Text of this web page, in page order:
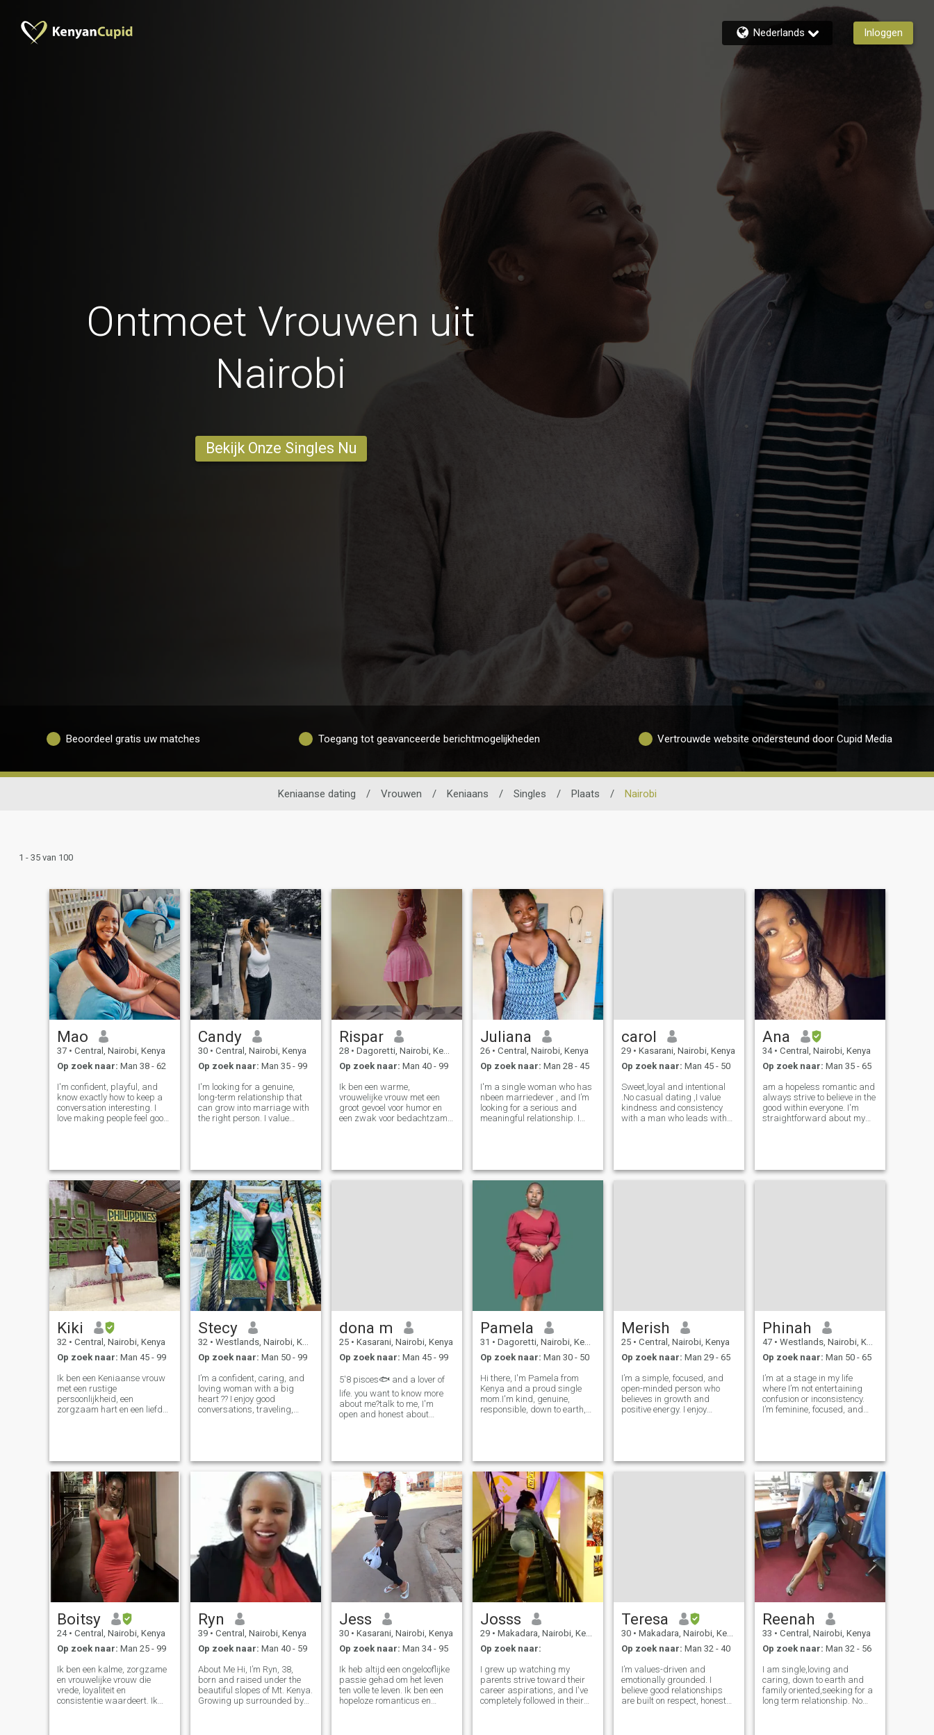
Nederlands Inloggen
Ontmoet Vrouwen uit
Nairobi
Bekijk Onze Singles Nu
Beoordeel gratis uw matches Toegang tot geavanceerde berichtmogelijkheden Vertrouwde website ondersteund door Cupid Media
Keniaanse dating / Vrouwen / Keniaans / Singles / Plaats / Nairobi
1 - 35 van 100
Mao
37 • Central, Nairobi, Kenya
Op zoek naar: Man 38 - 62
I'm confident, playful, and
know exactly how to keep a
conversation interesting. I
love making people feel good,
looking for someone who can
Candy
30 • Central, Nairobi, Kenya
Op zoek naar: Man 35 - 99
I'm looking for a genuine,
long-term relationship that
can grow into marriage with
the right person. I value
together, traveling, trying
new things, and
Rispar
28 • Dagoretti, Nairobi, Kenya
Op zoek naar: Man 40 - 99
Ik ben een warme,
vrouwelijke vrouw met een
groot gevoel voor humor en
een zwak voor bedachtzame
om me heen. Als je
zelfverzekerd, aardig en
Juliana
26 • Central, Nairobi, Kenya
Op zoek naar: Man 28 - 45
I'm a single woman who has
nbeen marriedever , and I’m
looking for a serious and
meaningful relationship. I
personality, and a positive
attitude
carol
29 • Kasarani, Nairobi, Kenya
Op zoek naar: Man 45 - 50
Sweet,loyal and intentional
.No casual dating ,I value
kindness and consistency
with a man who leads with
genuine relationships .Giving
me a like is good
Ana
34 • Central, Nairobi, Kenya
Op zoek naar: Man 35 - 65
am a hopeless romantic and
always strive to believe in the
good within everyone. I'm
straightforward about my
and is a great and open co
Kiki
32 • Central, Nairobi, Kenya
Op zoek naar: Man 45 - 99
Ik ben een Keniaanse vrouw
met een rustige
persoonlijkheid, een
zorgzaam hart en een liefde
stabiliteit waarderen. Ik
geniet van eenvoudige
vreugden, persoonlijke groei
en het creëren van een vredig
leven. Ik hoop iemand te
ontmoeten die oprecht,
respectvol en serieus is over
het leren kennen van elkaar
voorbij oppervlakkige
gesprekken.
Stecy
32 • Westlands, Nairobi, Kenya
Op zoek naar: Man 50 - 99
I’m a confident, caring, and
loving woman with a big
heart ?? I enjoy good
conversations, traveling,
connection. I’m here to meet
someone seriou
dona m
25 • Kasarani, Nairobi, Kenya
Op zoek naar: Man 45 - 99
5'8 pisces🐟 and a lover of
life. you want to know more
about me?talk to me, I'm
open and honest about
adventurous, optimistic and
spontaneous
Pamela
31 • Dagoretti, Nairobi, Kenya
Op zoek naar: Man 30 - 50
Hi there, I'm Pamela from
Kenya and a proud single
mom.I'm kind, genuine,
responsible, down to earth,
friend, so u will always have
a shoulder to
Merish
25 • Central, Nairobi, Kenya
Op zoek naar: Man 29 - 65
I’m a simple, focused, and
open-minded person who
believes in growth and
positive energy. I enjoy
I value honesty, respect, and
loyalty because I believe
Phinah
47 • Westlands, Nairobi, Kenya
Op zoek naar: Man 50 - 65
I’m at a stage in my life
where I’m not entertaining
confusion or inconsistency.
I’m feminine, focused, and
maturity. If you’re serious,
grounded,
Boitsy
24 • Central, Nairobi, Kenya
Op zoek naar: Man 25 - 99
Ik ben een kalme, zorgzame
en vrouwelijke vrouw die
vrede, loyaliteit en
consistentie waardeert. Ik
Ryn
39 • Central, Nairobi, Kenya
Op zoek naar: Man 40 - 59
About Me Hi, I’m Ryn, 38,
born and raised under the
beautiful slopes of Mt. Kenya.
Growing up surrounded by
Jess
30 • Kasarani, Nairobi, Kenya
Op zoek naar: Man 34 - 95
Ik heb altijd een ongelooflijke
passie gehad om het leven
ten volle te leven. Ik ben een
hopeloze romanticus en
Josss
29 • Makadara, Nairobi, Kenya
Op zoek naar:
I grew up watching my
parents strive toward their
career aspirations, and I've
completely followed in their
Teresa
30 • Makadara, Nairobi, Kenya
Op zoek naar: Man 32 - 40
I’m values-driven and
emotionally grounded. I
believe good relationships
are built on respect, honest
Reenah
33 • Central, Nairobi, Kenya
Op zoek naar: Man 32 - 56
I am single,loving and
caring, down to earth and
family oriented,seeking for a
long term relationship. No